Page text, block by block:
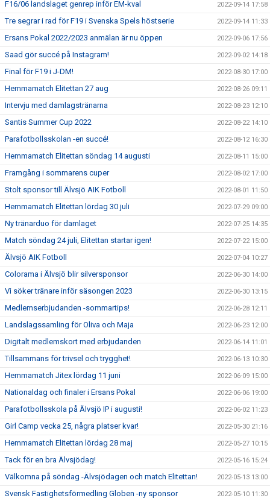
F16/06 landslaget genrep inför EM-kval 2022-09-14 17:58
Tre segrar i rad för F19 i Svenska Spels höstserie 2022-09-14 11:33
Ersans Pokal 2022/2023 anmälan är nu öppen 2022-09-06 17:56
Saad gör succé på Instagram! 2022-09-02 14:18
Final för F19 i J-DM! 2022-08-30 17:00
Hemmamatch Elitettan 27 aug 2022-08-26 09:11
Intervju med damlagstränarna 2022-08-23 12:10
Santis Summer Cup 2022 2022-08-22 14:10
Parafotbollsskolan -en succé! 2022-08-12 16:30
Hemmamatch Elitettan söndag 14 augusti 2022-08-11 15:00
Framgång i sommarens cuper 2022-08-02 17:00
Stolt sponsor till Älvsjö AIK Fotboll 2022-08-01 11:50
Hemmamatch Elitettan lördag 30 juli 2022-07-29 09:00
Ny tränarduo för damlaget 2022-07-25 14:35
Match söndag 24 juli, Elitettan startar igen! 2022-07-22 15:00
Älvsjö AIK Fotboll 2022-07-04 10:27
Colorama i Älvsjö blir silversponsor 2022-06-30 14:00
Vi söker tränare inför säsongen 2023 2022-06-30 13:15
Medlemserbjudanden -sommartips! 2022-06-28 12:11
Landslagssamling för Oliva och Maja 2022-06-23 12:00
Digitalt medlemskort med erbjudanden 2022-06-14 11:01
Tillsammans för trivsel och trygghet! 2022-06-13 10:30
Hemmamatch Jitex lördag 11 juni 2022-06-09 15:00
Nationaldag och finaler i Ersans Pokal 2022-06-06 19:00
Parafotbollsskola på Älvsjö IP i augusti! 2022-06-02 11:23
Girl Camp vecka 25, några platser kvar! 2022-05-30 21:16
Hemmamatch Elitettan lördag 28 maj 2022-05-27 10:15
Tack för en bra Älvsjödag! 2022-05-16 15:24
Välkomna på söndag -Älvsjödagen och match Elitettan! 2022-05-13 13:00
Svensk Fastighetsförmedling Globen -ny sponsor 2022-05-10 11:30